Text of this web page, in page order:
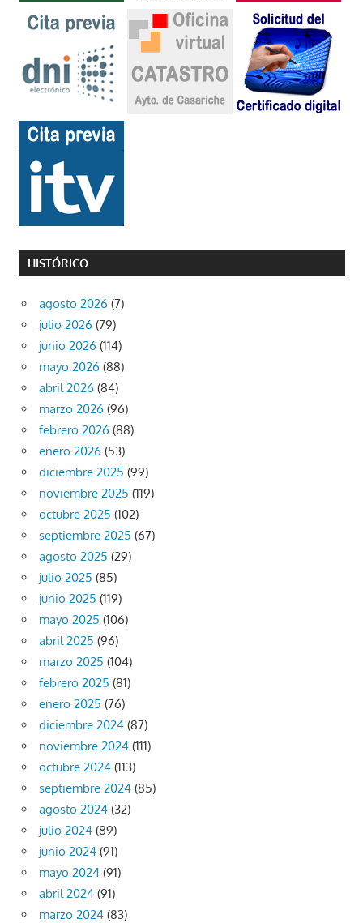
HISTÓRICO
agosto 2026 (7)
julio 2026 (79)
junio 2026 (114)
mayo 2026 (88)
abril 2026 (84)
marzo 2026 (96)
febrero 2026 (88)
enero 2026 (53)
diciembre 2025 (99)
noviembre 2025 (119)
octubre 2025 (102)
septiembre 2025 (67)
agosto 2025 (29)
julio 2025 (85)
junio 2025 (119)
mayo 2025 (106)
abril 2025 (96)
marzo 2025 (104)
febrero 2025 (81)
enero 2025 (76)
diciembre 2024 (87)
noviembre 2024 (111)
octubre 2024 (113)
septiembre 2024 (85)
agosto 2024 (32)
julio 2024 (89)
junio 2024 (91)
mayo 2024 (91)
abril 2024 (91)
marzo 2024 (83)